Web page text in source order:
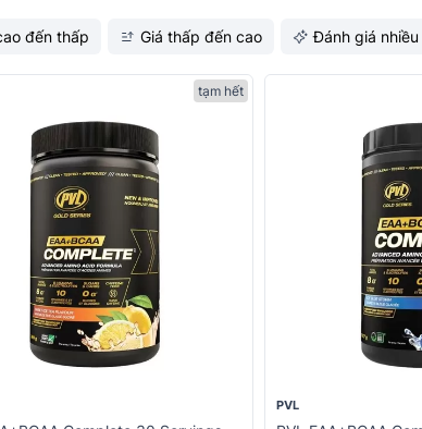
đến thấp Giá thấp đến cao Đánh giá nhiều
tạm hết
PVL